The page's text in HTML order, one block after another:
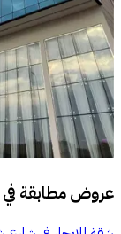
عروض مطابقة في